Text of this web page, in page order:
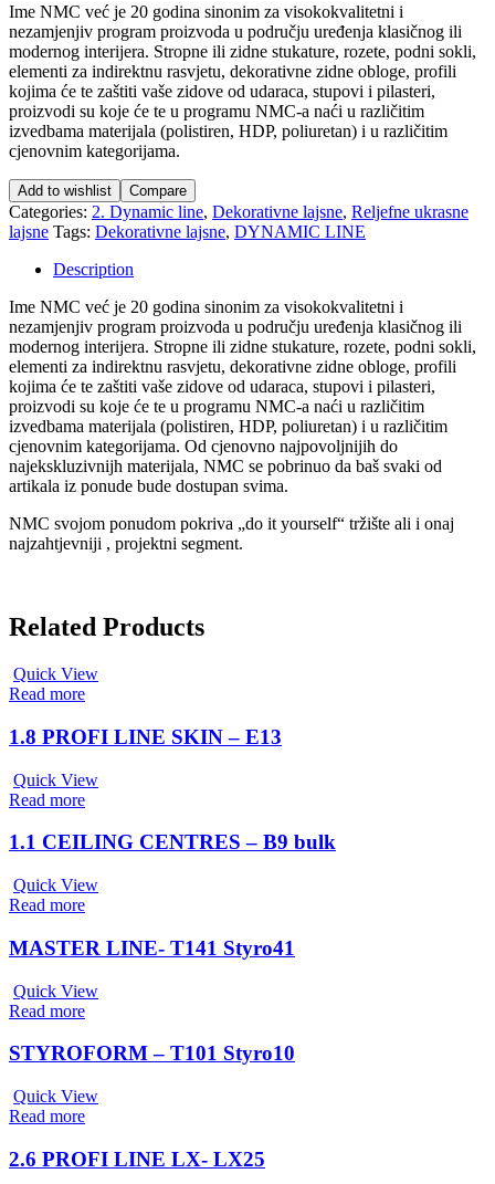
Ime NMC već je 20 godina sinonim za visokokvalitetni i
nezamjenjiv program proizvoda u području uređenja klasičnog ili
modernog interijera. Stropne ili zidne stukature, rozete, podni sokli,
elementi za indirektnu rasvjetu, dekorativne zidne obloge, profili
kojima će te zaštiti vaše zidove od udaraca, stupovi i pilasteri,
proizvodi su koje će te u programu NMC-a naći u različitim
izvedbama materijala (polistiren, HDP, poliuretan) i u različitim
cjenovnim kategorijama.
Add to wishlist Compare
Categories: 2. Dynamic line, Dekorativne lajsne, Reljefne ukrasne
lajsne Tags: Dekorativne lajsne, DYNAMIC LINE
Description
Ime NMC već je 20 godina sinonim za visokokvalitetni i
nezamjenjiv program proizvoda u području uređenja klasičnog ili
modernog interijera. Stropne ili zidne stukature, rozete, podni sokli,
elementi za indirektnu rasvjetu, dekorativne zidne obloge, profili
kojima će te zaštiti vaše zidove od udaraca, stupovi i pilasteri,
proizvodi su koje će te u programu NMC-a naći u različitim
izvedbama materijala (polistiren, HDP, poliuretan) i u različitim
cjenovnim kategorijama. Od cjenovno najpovoljnijih do
najekskluzivnijh materijala, NMC se pobrinuo da baš svaki od
artikala iz ponude bude dostupan svima.
NMC svojom ponudom pokriva „do it yourself“ tržište ali i onaj
najzahtjevniji , projektni segment.
Related Products
Quick View
Read more
1.8 PROFI LINE SKIN – E13
Quick View
Read more
1.1 CEILING CENTRES – B9 bulk
Quick View
Read more
MASTER LINE- T141 Styro41
Quick View
Read more
STYROFORM – T101 Styro10
Quick View
Read more
2.6 PROFI LINE LX- LX25